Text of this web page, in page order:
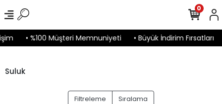
• %100 Müşteri Memnuniyeti • Büyük İndirim Fırsatları
0
Suluk
Filtreleme Sıralama